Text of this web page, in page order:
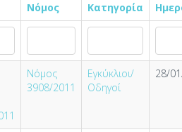
Νόμος Κατηγορία
Νόμος
3908/2011
Εγκύκλιοι/
Οδηγοί
28/